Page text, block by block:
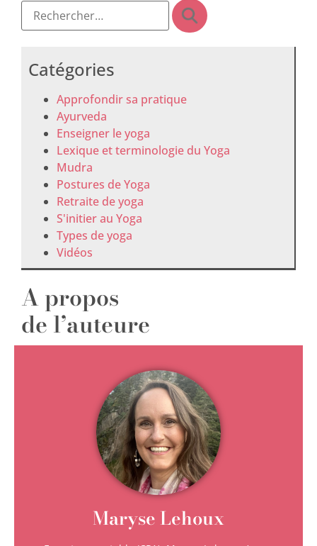
Catégories
Approfondir sa pratique
Ayurveda
Enseigner le yoga
Lexique et terminologie du Yoga
Mudra
Postures de Yoga
Retraite de yoga
S'initier au Yoga
Types de yoga
Vidéos
A propos
de l’auteure
Maryse Lehoux